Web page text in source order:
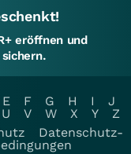
eröffnen und
E F G H I
J
U V W X Y
Z
Datenschutz-